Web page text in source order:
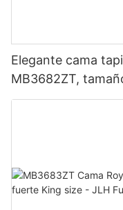
Elegante cama
MB3682ZT,
Precio de fábrica -